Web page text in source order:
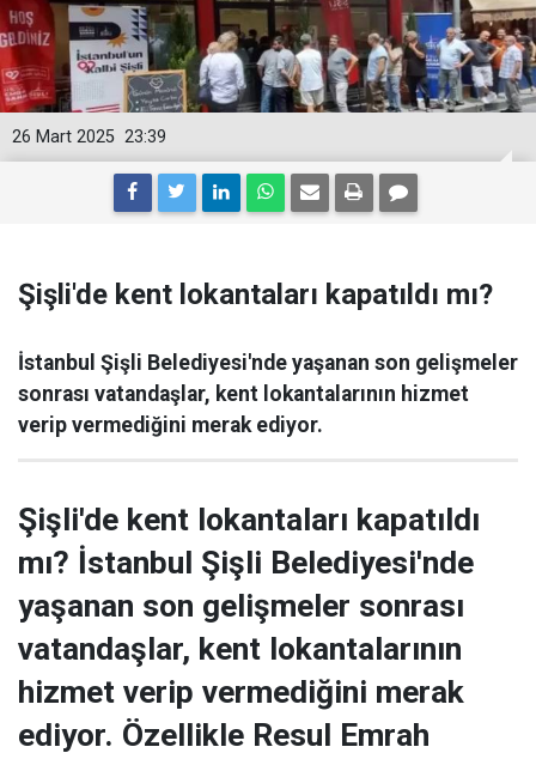
23:39
26 Mart 2025
Şişli'de kent lokantaları kapatıldı mı?
İstanbul Şişli Belediyesi'nde yaşanan son gelişmeler
sonrası vatandaşlar, kent lokantalarının hizmet
verip vermediğini merak ediyor.
Şişli'de kent lokantaları kapatıldı
mı? İstanbul Şişli Belediyesi'nde
yaşanan son gelişmeler sonrası
vatandaşlar, kent lokantalarının
hizmet verip vermediğini merak
ediyor. Özellikle Resul Emrah